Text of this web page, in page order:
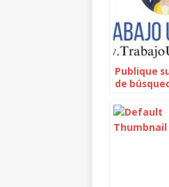
Publique
de